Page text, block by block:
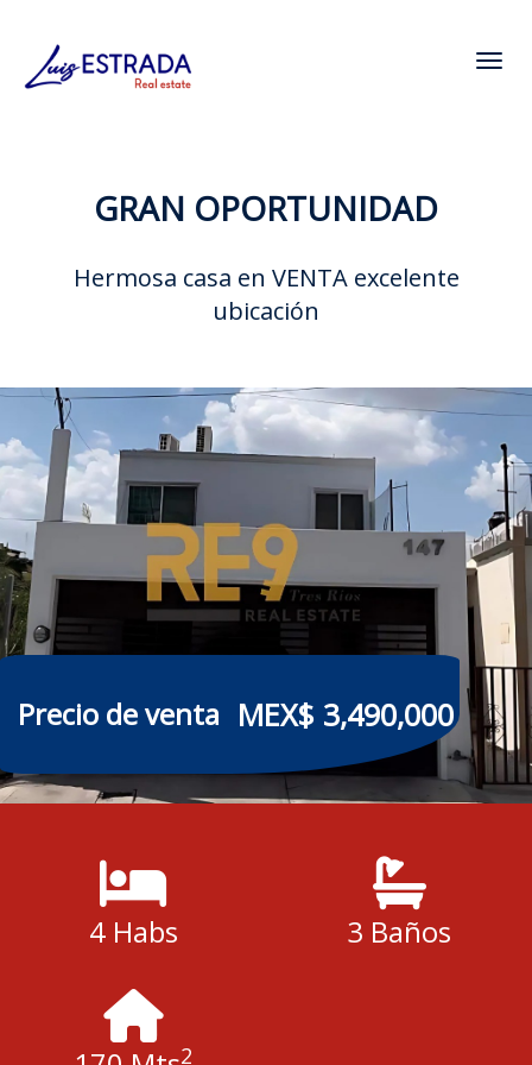
GRAN OPORTUNIDAD
Hermosa casa en VENTA excelente
ubicación
Precio de venta MEX$ 3,490,000
4 Habs 3 Baños
2